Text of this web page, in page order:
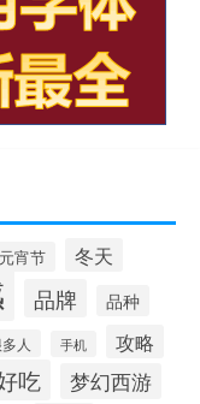
元宵节 冬天
品牌
品种
人 手机 攻略
吃 梦幻西游